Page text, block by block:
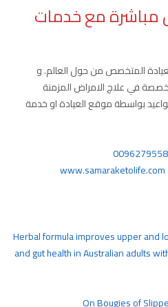
مباشرة مع خدمات
المتخصص من حول العالم. و
في علاج الامراض المزمنة
بواسطة موقع العيادة او خدمة
www.samaraketolife.com
Herbal formula improves upper and
and gut health in Australian adults
On Bougies of